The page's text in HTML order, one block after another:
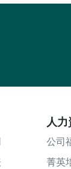
人
公司
菁英